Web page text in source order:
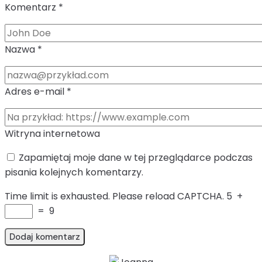
Komentarz *
Nazwa *
Adres e-mail *
Witryna internetowa
Zapamiętaj moje dane w tej przeglądarce podczas
pisania kolejnych komentarzy.
Time limit is exhausted. Please reload CAPTCHA. 5 +
= 9